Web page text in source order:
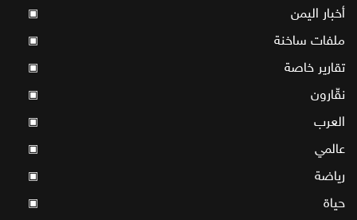
أخبار اليمن ▣
ملفات ساخنة ▣
تقارير خاصة ▣
نقّارون ▣
العرب ▣
عالمي ▣
رياضة ▣
حياة ▣